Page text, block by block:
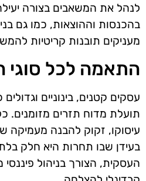
לנהל את המשאבים בצורה
בהכנסות וההוצאות, כמו גם
מעניקים תובנות קריטיות
התאמה לכל סוגי
עסקים קטנים, בינוניים
תועלת מדוח תזרים
עיסוקו, זקוק להבנה מעמיקה
בעידן שבו תחרות היא חלק
העסקית, הצורך בניהול פיננסי